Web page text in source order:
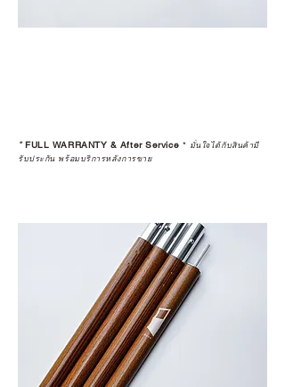
*FULL WARRANTY & After Service * มั่นใจได้กับสินค้ามี
รับประกัน พร้อมบริการหลังการขาย